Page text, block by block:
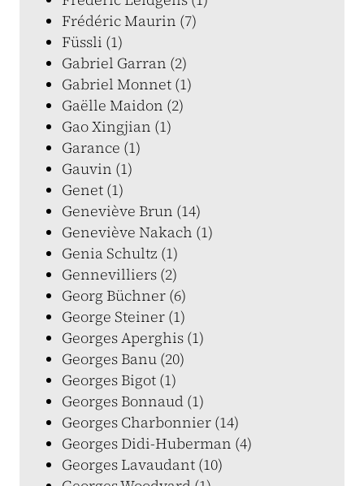
Frédéric Maurin (7)
Füssli (1)
Gabriel Garran (2)
Gabriel Monnet (1)
Gaëlle Maidon (2)
Gao Xingjian (1)
Garance (1)
Gauvin (1)
Genet (1)
Geneviève Brun (14)
Geneviève Nakach (1)
Genia Schultz (1)
Gennevilliers (2)
Georg Büchner (6)
George Steiner (1)
Georges Aperghis (1)
Georges Banu (20)
Georges Bigot (1)
Georges Bonnaud (1)
Georges Charbonnier (14)
Georges Didi-Huberman (4)
Georges Lavaudant (10)